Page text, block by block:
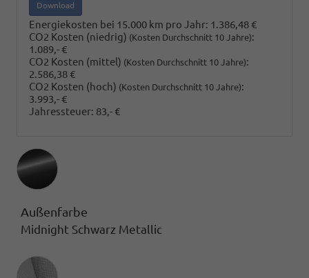
Download
Energiekosten bei 15.000 km pro Jahr: 1.386,48 €
CO2 Kosten (niedrig) (Kosten Durchschnitt 10 Jahre):
1.089,- €
CO2 Kosten (mittel) (Kosten Durchschnitt 10 Jahre):
2.586,38 €
CO2 Kosten (hoch) (Kosten Durchschnitt 10 Jahre):
3.993,- €
Jahressteuer: 83,- €
Außenfarbe
Midnight Schwarz Metallic
Innenausstattung